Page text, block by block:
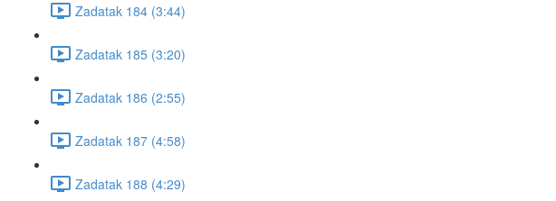
Zadatak 184 (3:44)
Zadatak 185 (3:20)
Zadatak 186 (2:55)
Zadatak 187 (4:58)
Zadatak 188 (4:29)